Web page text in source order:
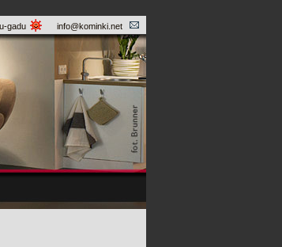
gadu info@kominki.net